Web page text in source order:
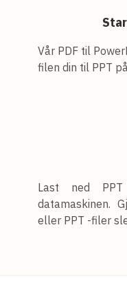
Vår PDF til
filen din til PPT
Last ned
datamaskinen.
eller PPT -filer